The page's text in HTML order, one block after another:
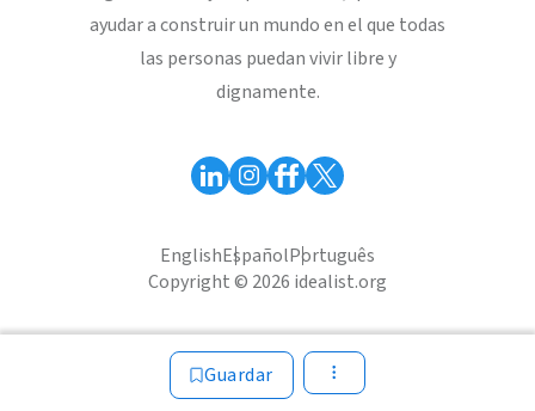
Guardar
ayudar a construir un mundo en el que todas
las personas puedan vivir libre y
dignamente.
EnglishEspañolPortuguês
Copyright © 2026 idealist.org